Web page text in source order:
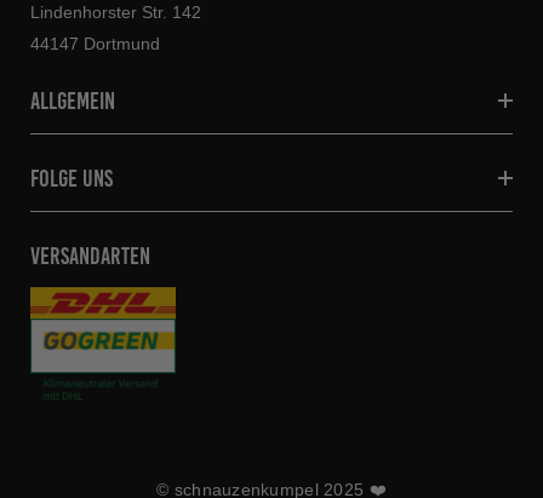
Lindenhorster Str. 142
44147 Dortmund
allgemein
folge uns
VERSANDARTEN
© schnauzenkumpel 2025 ❤️